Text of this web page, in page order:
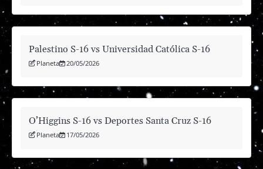
Palestino S-16 vs Universidad Católica S-16
Planeta 20/05/2026
O’Higgins S-16 vs Deportes Santa Cruz S-16
Planeta 17/05/2026